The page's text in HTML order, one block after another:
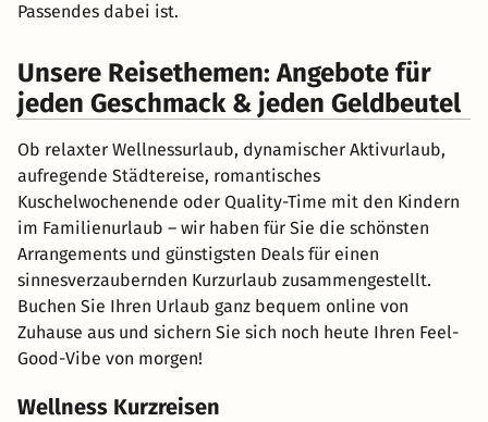
Passendes dabei ist.
Unsere Reisethemen: Angebote für
jeden Geschmack & jeden Geldbeutel
Ob relaxter Wellnessurlaub, dynamischer Aktivurlaub,
aufregende Städtereise, romantisches
Kuschelwochenende oder Quality-Time mit den Kindern
im Familienurlaub – wir haben für Sie die schönsten
Arrangements und günstigsten Deals für einen
sinnesverzaubernden Kurzurlaub zusammengestellt.
Buchen Sie Ihren Urlaub ganz bequem online von
Zuhause aus und sichern Sie sich noch heute Ihren Feel-
Good-Vibe von morgen!
Wellness Kurzreisen